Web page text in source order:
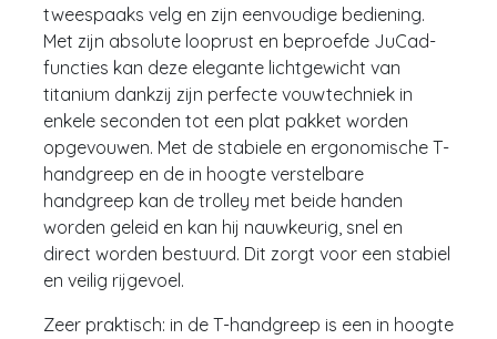
tweespaaks velg en zijn eenvoudige bediening.
Met zijn absolute looprust en beproefde JuCad-
functies kan deze elegante lichtgewicht van
titanium dankzij zijn perfecte vouwtechniek in
enkele seconden tot een plat pakket worden
opgevouwen. Met de stabiele en ergonomische T-
handgreep en de in hoogte verstelbare
handgreep kan de trolley met beide handen
worden geleid en kan hij nauwkeurig, snel en
direct worden bestuurd. Dit zorgt voor een stabiel
en veilig rijgevoel.
Zeer praktisch: in de T-handgreep is een in hoogte